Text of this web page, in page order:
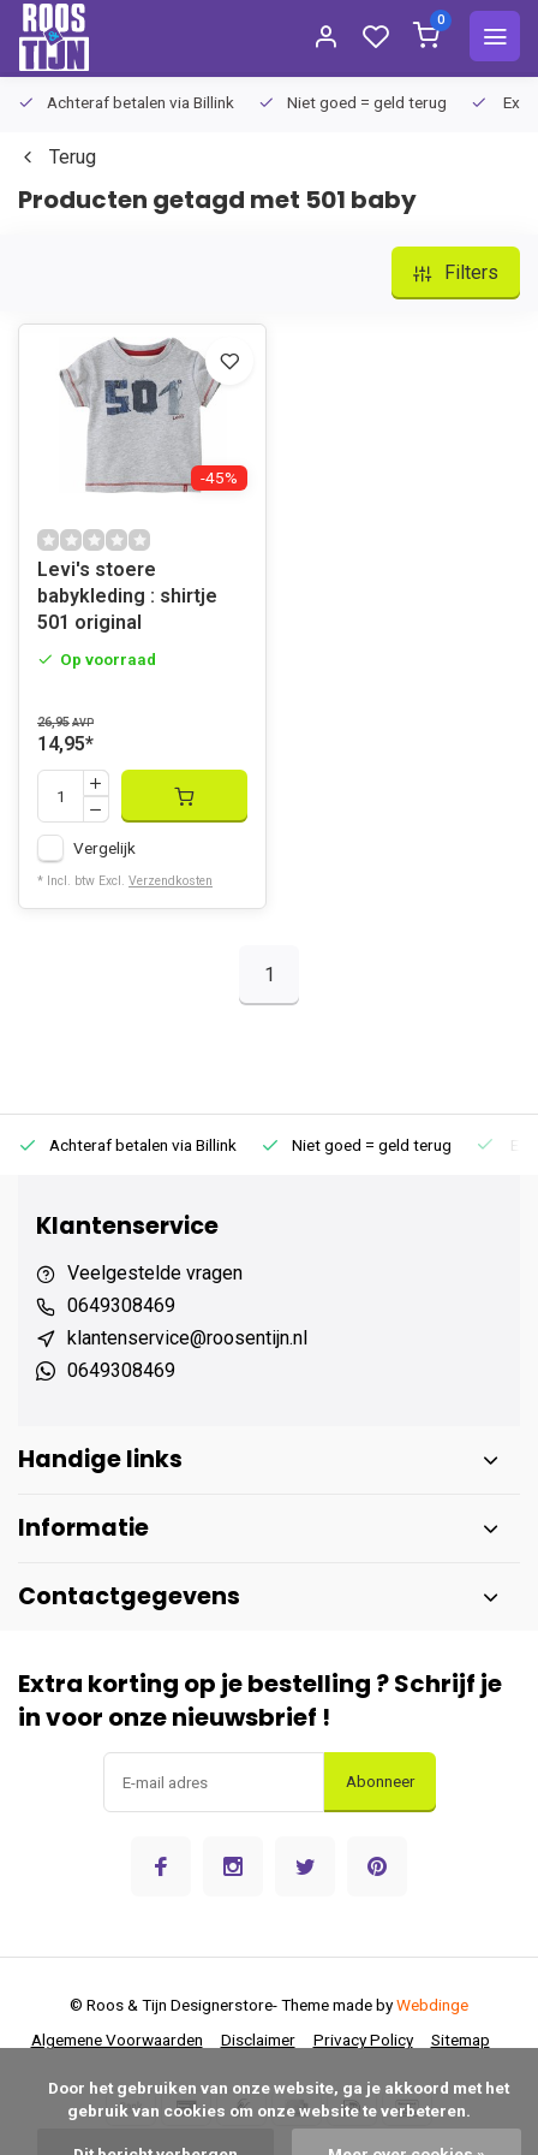
0
Achteraf betalen via Billink Niet goed = geld terug
Terug
Producten getagd met 501 baby
Filters
-45%
Levi's stoere
babykleding : shirtje
501 original
Op voorraad
26,95 AVP
14,95*
Vergelijk
* Incl. btw Excl. Verzendkosten
1
Achteraf betalen via Billink Niet goed = geld terug
Klantenservice
Veelgestelde vragen
0649308469
klantenservice@roosentijn.nl
0649308469
Handige links
Informatie
Contactgegevens
Extra korting op je bestelling ? Schrijf je
in voor onze nieuwsbrief !
Abonneer
Algemene Voorwaarden Disclaimer Privacy Policy Sitemap
© Roos & Tijn Designerstore- Theme made byWebdinge
gebruik van cookies om onze website te verbeteren.